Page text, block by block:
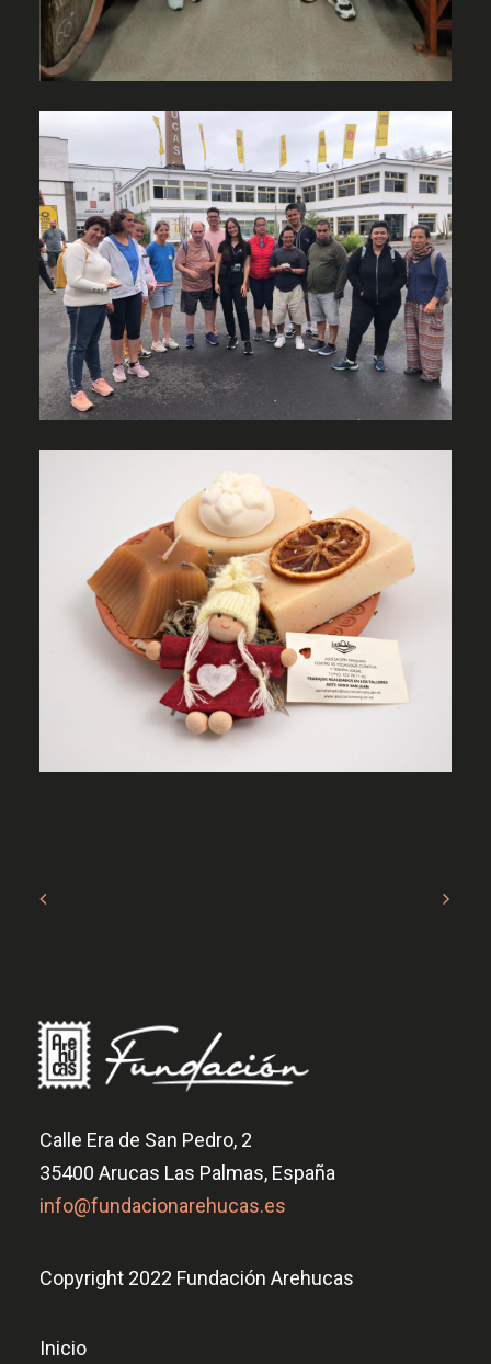
Calle Era de San Pedro, 2
35400 Arucas Las Palmas, España
info@fundacionarehucas.es
Copyright 2022 Fundación Arehucas
Inicio